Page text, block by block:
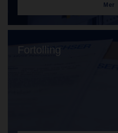
Mer
Fortolling